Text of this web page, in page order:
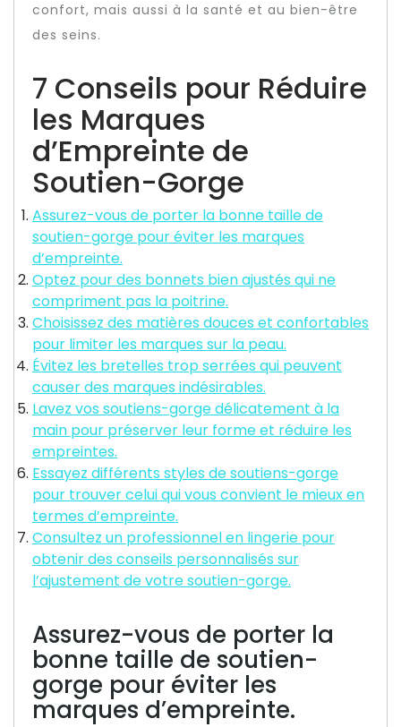
confort, mais aussi à la santé et au bien-être
des seins.
7 Conseils pour Réduire
les Marques
d’Empreinte de
Soutien-Gorge
Assurez-vous de porter la bonne taille de
soutien-gorge pour éviter les marques
d’empreinte.
Optez pour des bonnets bien ajustés qui ne
compriment pas la poitrine.
Choisissez des matières douces et confortables
pour limiter les marques sur la peau.
Évitez les bretelles trop serrées qui peuvent
causer des marques indésirables.
Lavez vos soutiens-gorge délicatement à la
main pour préserver leur forme et réduire les
empreintes.
Essayez différents styles de soutiens-gorge
pour trouver celui qui vous convient le mieux en
termes d’empreinte.
Consultez un professionnel en lingerie pour
obtenir des conseils personnalisés sur
l’ajustement de votre soutien-gorge.
Assurez-vous de porter la
bonne taille de soutien-
gorge pour éviter les
marques d’empreinte.